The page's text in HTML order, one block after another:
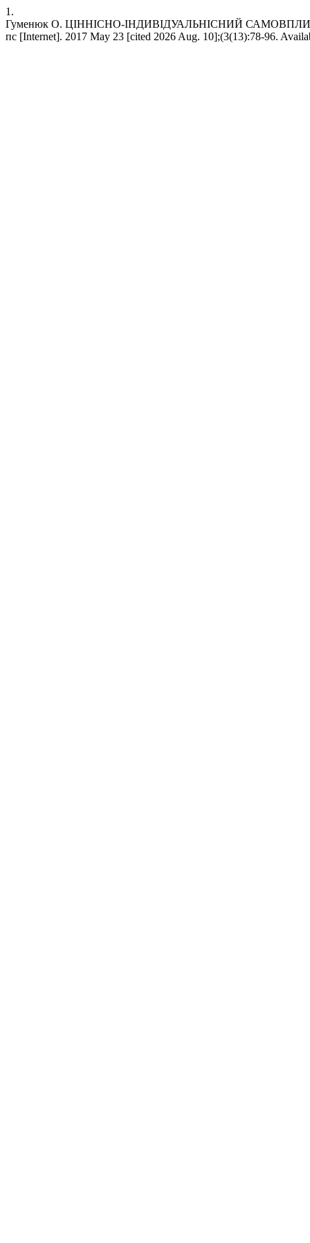
1.
Гуменюк О. ЦІННІСНО-ІНДИВІДУАЛЬНІСНИЙ
пс [Internet]. 2017 May 23 [cited 2026 Aug. 10];(3(13):78-96.